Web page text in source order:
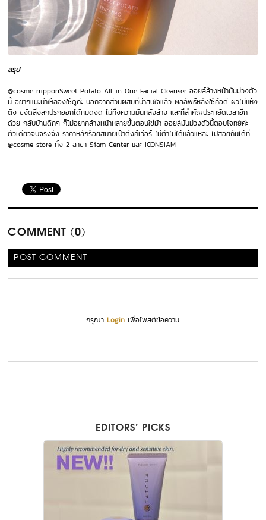
สรุป
@cosme nipponSweet Potato All in One Facial Cleanser ออยล์ล้างหน้ามันม่วงตัว
นี้ อยากแนะนำให้ลองใช้ดูค่ะ นอกจากส่วนผสมที่น่าสนใจแล้ว ผลลัพธ์หลังใช้คือดี ผิวไม่แห้ง
ตึง ขจัดสิ่งสกปรกออกได้หมดจด ไม่ทิ้งความมันหลังล้าง และที่สำคัญประหยัดเวลาอีก
ด้วย กลับบ้านดึกๆ ก็ไม่อยากล้างหน้าหลายขั้นตอนใช่ม้า ออยล์มันม่วงตัวนี้ตอบโจทย์ค่ะ
ตัวเดียวจบจริงจัง ราคาหลักร้อยสบายเป๋าตังค์เว่อร์ ไม่ตำไม่ได้แล้วแหละ ไปสอยกันได้ที่
@cosme store ทั้ง 2 สาขา Siam Center และ ICONSIAM
COMMENT (0)
POST COMMENT
กรุณาLogin เพื่อโพสต์ข้อความ
EDITORS’ PICKS